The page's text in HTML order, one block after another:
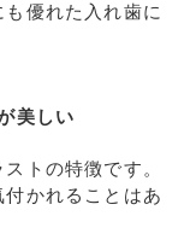
優れた入れ歯に
美しい
トの特徴です。
かれることはあ